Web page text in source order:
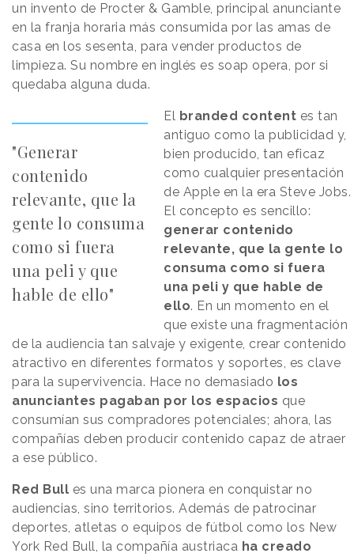
un invento de Procter & Gamble, principal anunciante
en la franja horaria más consumida por las amas de
casa en los sesenta, para vender productos de
limpieza. Su nombre en inglés es soap opera, por si
quedaba alguna duda.
"Generar
contenido
relevante, que la
gente lo consuma
como si fuera
una peli y que
hable de ello"
El branded content es tan
antiguo como la publicidad y,
bien producido, tan eficaz
como cualquier presentación
de Apple en la era Steve Jobs.
El concepto es sencillo:
generar contenido
relevante, que la gente lo
consuma como si fuera
una peli y que hable de
ello. En un momento en el
que existe una fragmentación
de la audiencia tan salvaje y exigente, crear contenido
atractivo en diferentes formatos y soportes, es clave
para la supervivencia. Hace no demasiado los
anunciantes pagaban por los espacios que
consumían sus compradores potenciales; ahora, las
compañías deben producir contenido capaz de atraer
a ese público.
Red Bull es una marca pionera en conquistar no
audiencias, sino territorios. Además de patrocinar
deportes, atletas o equipos de fútbol como los New
York Red Bull, la compañía austriaca ha creado